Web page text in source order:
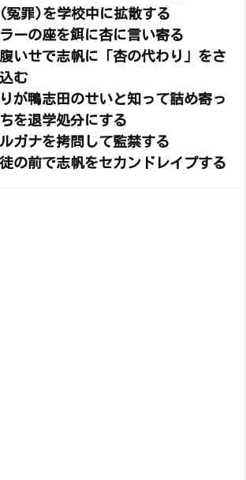
冤罪)を学校中に拡散する
ーの座を餌に杏に言い寄る
いせで志帆に「杏の代わり」をさ
む
が鴨志田のせいと知って詰め寄っ
を退学処分にする
ガナを拷問して監禁する
の前で志帆をセカンドレイプする